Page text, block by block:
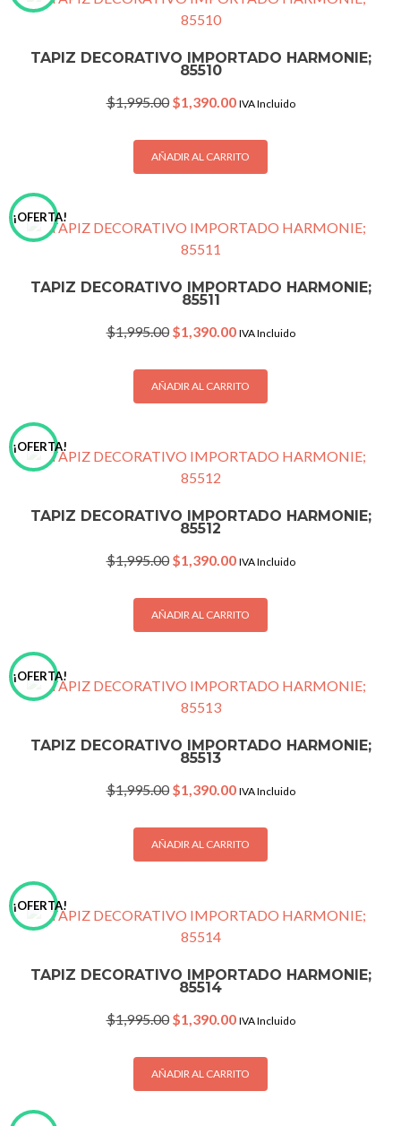
TAPIZ DECORATIVO IMPORTADO HARMONIE;
85510
$1,995.00 Original
was:
$1,995.00.
$1,390.00Current
is:
$1,390.00.
IVA Incluido
AÑADIR AL CARRITO
¡OFERTA!
TAPIZ DECORATIVO IMPORTADO HARMONIE;
85511
$1,995.00 Original
was:
$1,995.00.
$1,390.00Current
is:
$1,390.00.
IVA Incluido
AÑADIR AL CARRITO
¡OFERTA!
TAPIZ DECORATIVO IMPORTADO HARMONIE;
85512
$1,995.00 Original
was:
$1,995.00.
$1,390.00Current
is:
$1,390.00.
IVA Incluido
AÑADIR AL CARRITO
¡OFERTA!
TAPIZ DECORATIVO IMPORTADO HARMONIE;
85513
$1,995.00 Original
was:
$1,995.00.
$1,390.00Current
is:
$1,390.00.
IVA Incluido
AÑADIR AL CARRITO
¡OFERTA!
TAPIZ DECORATIVO IMPORTADO HARMONIE;
85514
$1,995.00 Original
was:
$1,995.00.
$1,390.00Current
is:
$1,390.00.
IVA Incluido
AÑADIR AL CARRITO